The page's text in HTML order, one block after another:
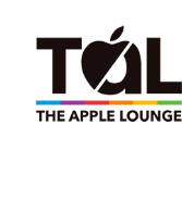
contenuto